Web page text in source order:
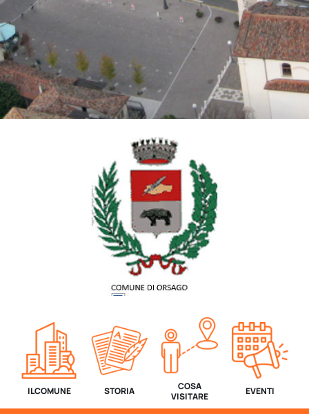
IL COMUNE STORIA
COSA
VISITARE
EVENTI